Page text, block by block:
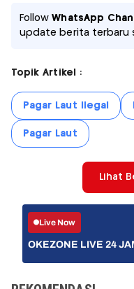
FollowWhatsApp
update berita terbaru
Topik Artikel :
Pagar Laut Ilegal
Pagar Laut
Lihat
Live Now
OKEZONE LIVE 24